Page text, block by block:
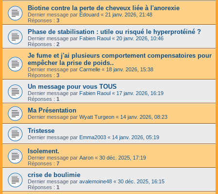
Biotine contre la perte de cheveux liée à l'anorexie
Dernier message par Édouard « 21 janv. 2026, 21:48
Réponses : 3
Phase de stabilisation : utile ou risqué le hyperprotéiné ?
Dernier message par Fabien Raoul « 20 janv. 2026, 10:46
Réponses : 2
Je fume et j'ai plusieurs comportement compensatoires pour
empêcher la prise de poids..
Dernier message par Carmelle « 18 janv. 2026, 15:38
Réponses : 3
Un message pour vous TOUS
Dernier message par Fabien Raoul « 17 janv. 2026, 16:19
Réponses : 1
Ma Présentation
Dernier message par Wyatt Turgeon « 14 janv. 2026, 08:23
Tristesse
Dernier message par Emma2003 « 14 janv. 2026, 05:19
Isolement.
Dernier message par Aaron « 30 déc. 2025, 17:19
Réponses : 7
crise de boulimie
Dernier message par avalemoine48 « 30 déc. 2025, 16:15
Réponses : 1